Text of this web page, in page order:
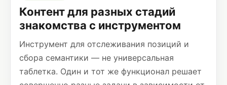
Контент для разных стадий
знакомства с инструментом
Инструмент для отслеживания позиций и
сбора семантики — не универсальная
таблетка. Один и тот же функционал решает